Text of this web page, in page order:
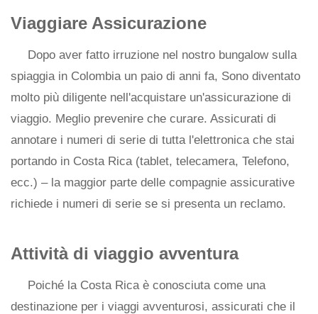
Viaggiare Assicurazione
Dopo aver fatto irruzione nel nostro bungalow sulla
spiaggia in Colombia un paio di anni fa, Sono diventato
molto più diligente nell'acquistare un'assicurazione di
viaggio. Meglio prevenire che curare. Assicurati di
annotare i numeri di serie di tutta l'elettronica che stai
portando in Costa Rica (tablet, telecamera, Telefono,
ecc.) – la maggior parte delle compagnie assicurative
richiede i numeri di serie se si presenta un reclamo.
Attività di viaggio avventura
Poiché la Costa Rica è conosciuta come una
destinazione per i viaggi avventurosi, assicurati che il